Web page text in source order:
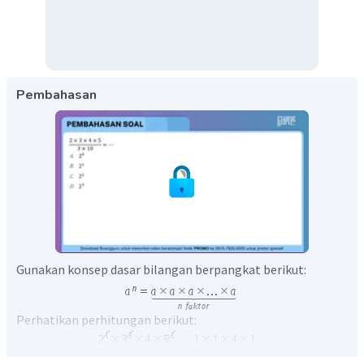
Pembahasan
Gunakan konsep dasar bilangan berpangkat berikut:
Perhatikan perhitungan berikut: